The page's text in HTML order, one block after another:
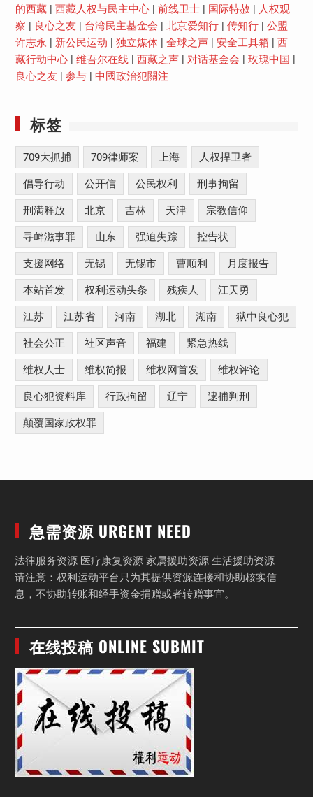
的西藏| 西藏人权与民主中心| 前线卫士| 国际特赦
人权观
察
良心之友 台湾民主基金会 北京爱知行| 传知行| 公盟
许志永
新公民运动 独立媒体| 全球之声| 安全工具箱
西
藏行动中心| 维吾尔在线| 西藏之声| 对话基金会 玫瑰中国
良心之友
参与| 中國政治犯關注
标签
709大抓捕 709律师案 上海 人权捍卫者
倡导行动 公开信 公民权利 刑事拘留
刑满释放 北京 吉林 天津 宗教信仰
寻衅滋事罪 山东 强迫失踪 控告状
支援网络 无锡 无锡市 曹顺利 月度报告
本站首发 权利运动头条 残疾人 江天勇
江苏 江苏省 河南 湖北 湖南 狱中良心犯
社会公正 社区声音 福建 紧急热线
维权人士 维权简报 维权网首发 维权评论
良心犯资料库 行政拘留 辽宁 逮捕判刑
颠覆国家政权罪
急需资源 URGENT NEED
法律服务资源 医疗康复资源 家属援助资源 生活援助资源
请注意：权利运动平台只为其提供资源连接和协助核实信
息，不协助转账和经手资金捐赠或者转赠事宜。
在线投稿 ONLINE SUBMIT